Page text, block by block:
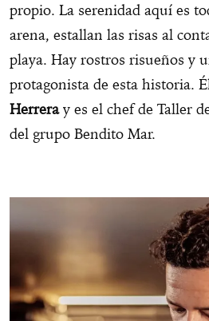
propio. La serenidad aquí es
arena, estallan las risas al
playa. Hay rostros risueños y
protagonista de esta historia.
Herreray es el chef de Taller
del grupo Bendito Mar.